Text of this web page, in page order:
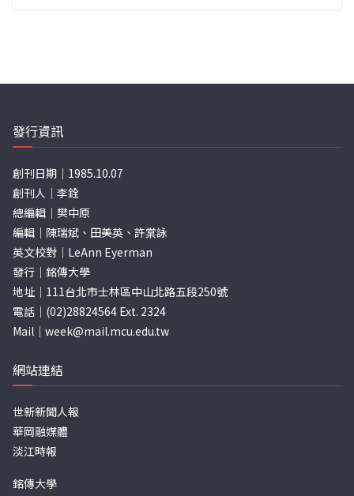
發行資訊
創刊日期｜1985.10.07
創刊人｜李銓
總編輯｜樊中原
編輯｜陳瑞斌、田美英、許棠詠
英文校對｜LeAnn Eyerman
發行｜銘傳大學
地址｜111台北市士林區中山北路五段250號
電話｜(02)28824564 Ext. 2324
Mail｜ week@mail.mcu.edu.tw
網站連結
世新新聞人報
華岡融媒體
淡江時報
銘傳大學